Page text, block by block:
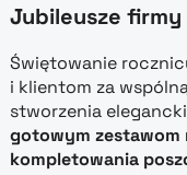
Jubileusze
Świętowanie
i klientom za
stworzenia
gotowym zestawom
kompletowania